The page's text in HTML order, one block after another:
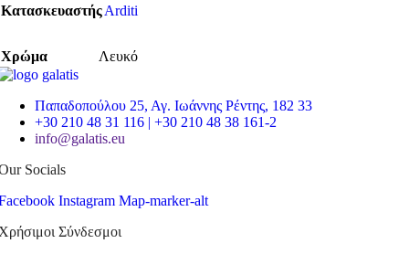
ΚατασκευαστήςArditi
Χρώμα Λευκό
Παπαδοπούλου 25, Αγ. Ιωάννης Ρέντης, 182 33
+30 210 48 31 116 | +30 210 48 38 161-2
info@galatis.eu
Socials
Instagram Map-marker-alt
Σύνδεσμοι